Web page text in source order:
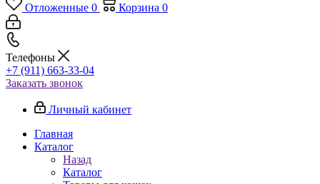
Отложенные 0 Корзина 0
Телефоны
+7 (911) 663-33-04
Заказать звонок
Личный кабинет
Главная
Каталог
Назад
Каталог